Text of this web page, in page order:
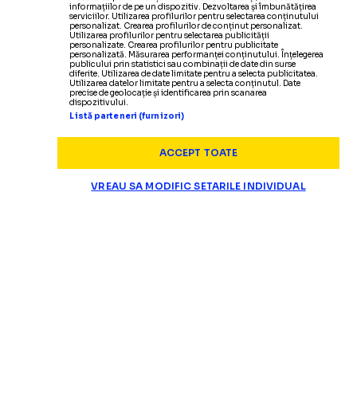
informațiilor de pe un dispozitiv. Dezvoltarea și îmbunătățirea
serviciilor. Utilizarea profilurilor pentru selectarea conținutului
personalizat. Crearea profilurilor de conținut personalizat.
Utilizarea profilurilor pentru selectarea publicității
personalizate. Crearea profilurilor pentru publicitate
personalizată. Măsurarea performanței conținutului. Înțelegerea
publicului prin statistici sau combinații de date din surse
diferite. Utilizarea de date limitate pentru a selecta publicitatea.
Utilizarea datelor limitate pentru a selecta conținutul. Date
precise de geolocație și identificarea prin scanarea
dispozitivului.
Listă parteneri (furnizori)
ACCEPT TOATE
VREAU SA MODIFIC SETARILE INDIVIDUAL